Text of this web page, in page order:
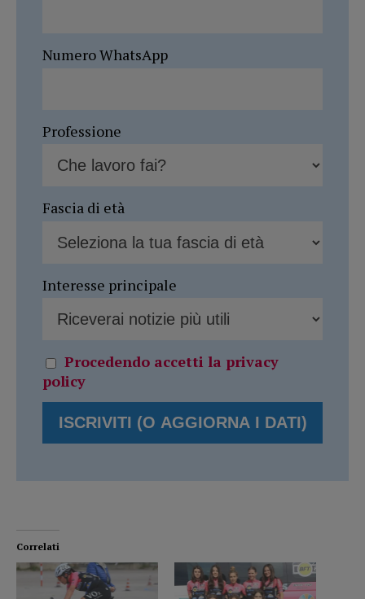
Numero WhatsApp
Professione
Fascia di età
Interesse principale
Procedendo accetti la privacy
policy
Correlati